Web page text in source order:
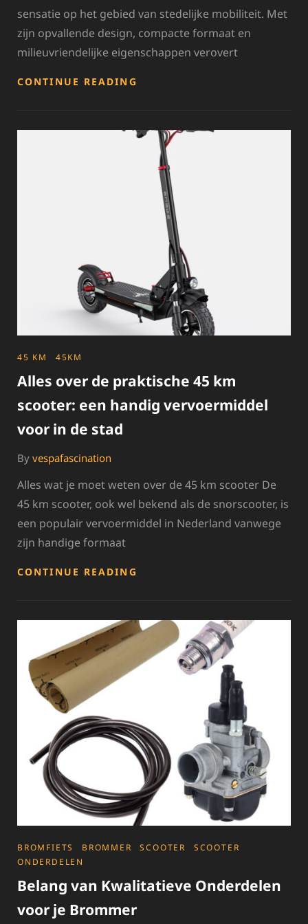
sensatie op het gebied van stedelijke mobiliteit. Met
zijn opvallende design, compacte formaat en
milieuvriendelijke eigenschappen verovert
CONTINUE READING
VAN
MOMOSCOOTER
CATEGORIES
45 KM 45KM
Alles over de praktische 45 km
scooter: een handig vervoermiddel
voor in de stad
By vespafascination
Alles wat je moet weten over de 45 km scooter De
45 km scooter, ook wel bekend als de snorscooter, is
een populair vervoermiddel in Nederland vanwege
zijn handige formaat
CONTINUE READING
45
SCOOTER:
EEN
VERVOERMIDDEL
IN
DE
STAD
CATEGORIES
BROMFIETS BROMMER SCOOTER
SCOOTER
ONDERDELEN
Belang van Kwalitatieve Onderdelen
voor je Brommer